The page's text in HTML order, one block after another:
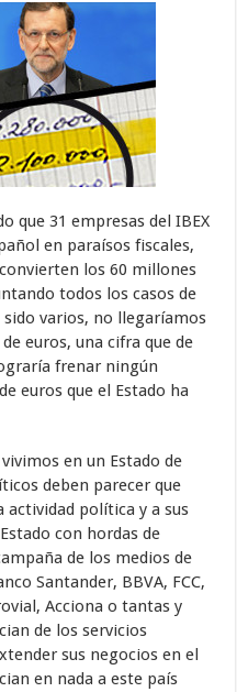
que 31 empresas del IBEX
en paraísos fiscales,
los 60 millones
todos los casos de
varios, no llegaríamos
euros, una cifra que de
frenar ningún
euros que el Estado ha
en un Estado de
deben parecer que
actividad política y a sus
con hordas de
de los medios de
Santander, BBVA, FCC,
Acciona o tantas y
de los servicios
sus negocios en el
en nada a este país